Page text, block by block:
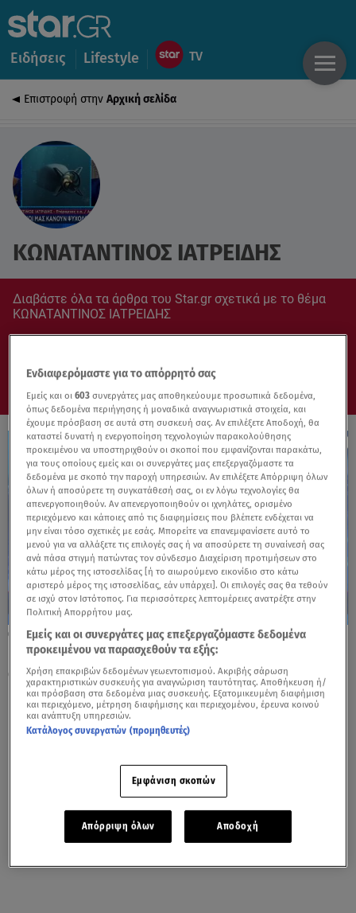
Ειδήσεις Lifestyle
Επιστροφή στην Αρχική σελίδα
ΚΩΝΑΤΑΝΤΙΝΟΣ ΙΑΤΡΕΙΔΗΣ
Διαβάστε όλα τα άρθρα του Star.gr σχετικά με το θέμα
ΚΩΝΑΤΑΝΤΙΝΟΣ ΙΑΤΡΕΙΔΗΣ
25.05.26, 22:15
Πτέραρχος Ιατρίδης: Ψυχολογικός πόλεμος
από την Τουρκία με βίντεο
Ενδιαφερόμαστε για το απόρρητό σας
Εμείς και οι603 συνεργάτες μας αποθηκεύουμε προσωπικά δεδομένα,
όπως δεδομένα περιήγησης ή μοναδικά αναγνωριστικά στοιχεία, και
έχουμε πρόσβαση σε αυτά στη συσκευή σας. Αν επιλέξετε Αποδοχή, θα
καταστεί δυνατή η ενεργοποίηση τεχνολογιών παρακολούθησης
προκειμένου να υποστηριχθούν οι σκοποί που εμφανίζονται παρακάτω,
για τους οποίους εμείς και οι συνεργάτες μας επεξεργαζόμαστε τα
δεδομένα με σκοπό την παροχή υπηρεσιών. Αν επιλέξετε Απόρριψη όλων
όλων ή αποσύρετε τη συγκατάθεσή σας, οι εν λόγω τεχνολογίες θα
απενεργοποιηθούν. Αν απενεργοποιηθούν οι ιχνηλάτες, ορισμένο
περιεχόμενο και κάποιες από τις διαφημίσεις που βλέπετε ενδέχεται να
μην είναι τόσο σχετικές με εσάς. Μπορείτε να επανεμφανίσετε αυτό το
μενού για να αλλάξετε τις επιλογές σας ή να αποσύρετε τη συναίνεσή σας
ανά πάσα στιγμή πατώντας τον σύνδεσμο Διαχείριση προτιμήσεων στο
κάτω μέρος της ιστοσελίδας [ή το αιωρούμενο εικονίδιο στο κάτω
αριστερό μέρος της ιστοσελίδας, εάν υπάρχει]. Οι επιλογές σας θα τεθούν
σε ισχύ στον Ιστότοπος. Για περισσότερες λεπτομέρειες ανατρέξτε στην
Πολιτική Απορρήτου μας.
Εμείς και οι συνεργάτες μας επεξεργαζόμαστε δεδομένα
προκειμένου να παρασχεθούν τα εξής:
Χρήση επακριβών δεδομένων γεωεντοπισμού. Ακριβής σάρωση
χαρακτηριστικών συσκευής για αναγνώριση ταυτότητας. Αποθήκευση ή/
και πρόσβαση στα δεδομένα μιας συσκευής. Εξατομικευμένη διαφήμιση
και περιεχόμενο, μέτρηση διαφήμισης και περιεχομένου, έρευνα κοινού
και ανάπτυξη υπηρεσιών.
Κατάλογος συνεργατών (προμηθευτές)
Εμφάνιση σκοπών
Απόρριψη όλων Αποδοχή